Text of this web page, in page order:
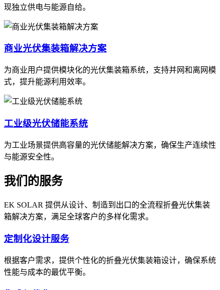
现独立供电与能源自给。
商业光伏集装箱解决方案
为商业用户提供模块化的光伏集装箱系统，支持并网和离网模
式，提升能源利用效率。
工业级光伏储能系统
为工业场景提供高容量的光伏储能解决方案，确保生产连续性
与能源安全性。
我们的服务
EK SOLAR 提供从设计、制造到出口的全流程折叠光伏集装
箱解决方案，满足全球客户的多样化需求。
定制化设计服务
根据客户需求，提供个性化的折叠光伏集装箱设计，确保系统
性能与成本的最优平衡。